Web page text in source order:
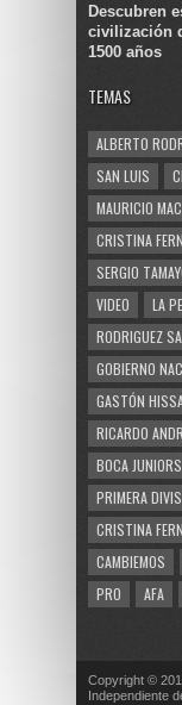
Descubren
civilización
1500 años
TEMAS
ALBERTO
SAN LUIS
MAURICIO
CRISTINA
SERGIO
VIDEO
LA
RODRIGUEZ
GOBIERNO
GASTÓN
RICARDO
BOCA JUNIORS
PRIMERA
CRISTINA
CAMBIEMOS
PRO
AFA
Copyright ©
Independiente